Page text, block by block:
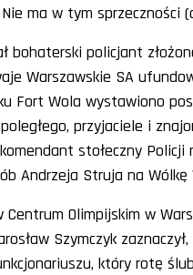
ma w tym sprzeczności
bohaterski policjant
Warszawskie SA
Fort Wola wystawiono
przyjaciele i
stołeczny Policji
Andrzeja Struja na Wólkę
Olimpijskim w
Szymczyk
który rotę